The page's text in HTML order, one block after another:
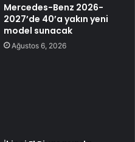
Mercedes-Benz 2026-
2027’de 40’a yakın yeni
model sunacak
Ağustos 6, 2026